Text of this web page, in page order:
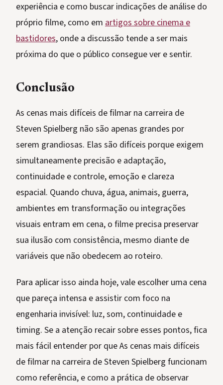
experiência e como buscar indicações de análise do
próprio filme, como em artigos sobre cinema e
bastidores, onde a discussão tende a ser mais
próxima do que o público consegue ver e sentir.
Conclusão
As cenas mais difíceis de filmar na carreira de
Steven Spielberg não são apenas grandes por
serem grandiosas. Elas são difíceis porque exigem
simultaneamente precisão e adaptação,
continuidade e controle, emoção e clareza
espacial. Quando chuva, água, animais, guerra,
ambientes em transformação ou integrações
visuais entram em cena, o filme precisa preservar
sua ilusão com consistência, mesmo diante de
variáveis que não obedecem ao roteiro.
Para aplicar isso ainda hoje, vale escolher uma cena
que pareça intensa e assistir com foco na
engenharia invisível: luz, som, continuidade e
timing. Se a atenção recair sobre esses pontos, fica
mais fácil entender por que As cenas mais difíceis
de filmar na carreira de Steven Spielberg funcionam
como referência, e como a prática de observar